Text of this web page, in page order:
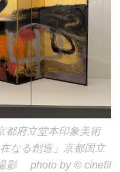
府立堂本印象美術
なる創造」京都国立
影 photo by © cinefil